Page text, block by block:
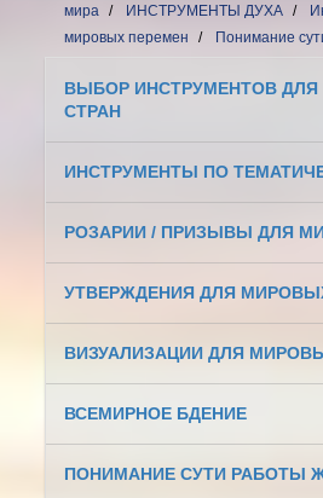
мира
ИНСТРУМЕНТЫ ДУХА
мировых перемен
Понимание
ВЫБОР ИНСТРУМЕНТОВ ДЛЯ
СТРАН
ИНСТРУМЕНТЫ ПО
РОЗАРИИ / ПРИЗЫВЫ ДЛЯ
УТВЕРЖДЕНИЯ ДЛЯ
ВИЗУАЛИЗАЦИИ ДЛЯ
ВСЕМИРНОЕ БДЕНИЕ
ПОНИМАНИЕ СУТИ РАБОТЫ